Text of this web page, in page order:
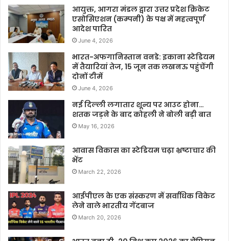
आयुक्त, आगरा मंडल द्वारा उत्तर प्रदेश क्रिकेट
एसोसिएशन (कम्पनी) के पक्ष में महत्वपूर्ण
आदेश पारित
June 4, 2026
भारत-अफगानिस्तान वनडे: इकाना स्टेडियम
में तैयारियां तेज, 15 जून तक लखनऊ पहुंचेंगी
दोनों टीमें
June 4, 2026
नई दिल्ली लगातार शून्य पर आउट होना…
शतक जड़ने के बाद कोहली ने बोली बड़ी बात
May 16, 2026
आवास विकास का स्टेडियम चढ़ा भ्रष्टाचार की
भेंट
March 22, 2026
आईपीएल के एक संस्करण में सर्वाधिक विकेट
लेने वाले भारतीय गेंदबाज
March 20, 2026